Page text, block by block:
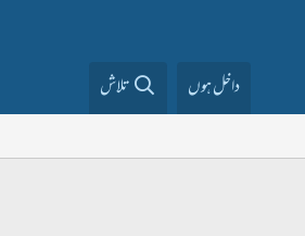
داخل ہوں تلاش